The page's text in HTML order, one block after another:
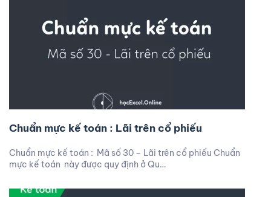
Chuẩn mực kế toán : Lãi trên cổ phiếu
Chuẩn mực kế toán : Mã số 30 – Lãi trên cổ phiếu Chuẩn
mực kế toán này được quy định ở Qu…